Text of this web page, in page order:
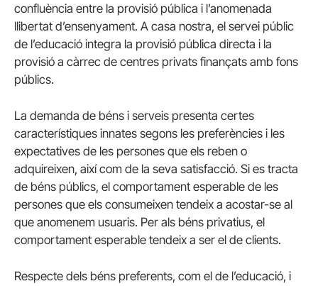
confluència entre la provisió pública i l’anomenada
llibertat d’ensenyament. A casa nostra, el servei públic
de l’educació integra la provisió pública directa i la
provisió a càrrec de centres privats finançats amb fons
públics.
La demanda de béns i serveis presenta certes
característiques innates segons les preferències i les
expectatives de les persones que els reben o
adquireixen, així com de la seva satisfacció. Si es tracta
de béns públics, el comportament esperable de les
persones que els consumeixen tendeix a acostar-se al
que anomenem usuaris. Per als béns privatius, el
comportament esperable tendeix a ser el de clients.
Respecte dels béns preferents, com el de l’educació, i